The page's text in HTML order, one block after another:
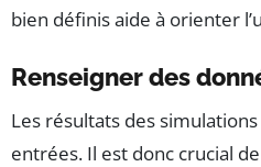
bien définis aide à orienter
Renseigner des
Les résultats des
entrées. Il est donc crucial